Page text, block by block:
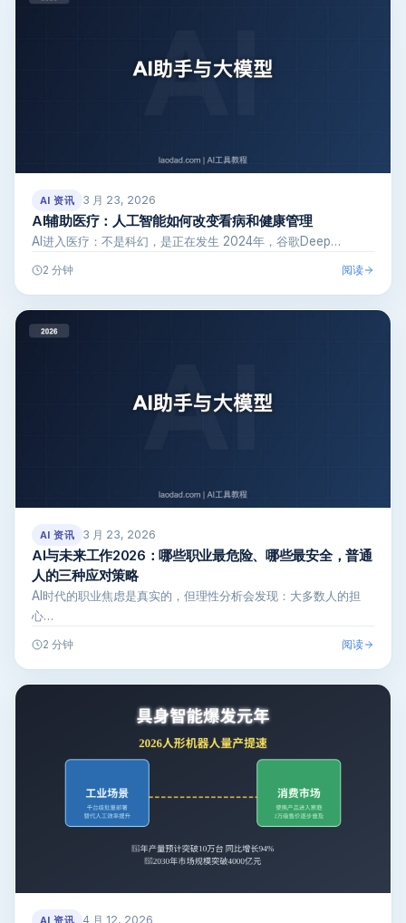
AI 资讯 3 月 23, 2026
AI辅助医疗：人工智能如何改变看病和健康管理
AI进入医疗：不是科幻，是正在发生 2024年，谷歌Deep…
2 分钟 阅读
AI 资讯 3 月 23, 2026
AI与未来工作2026：哪些职业最危险、哪些最安全，普通
人的三种应对策略
AI时代的职业焦虑是真实的，但理性分析会发现：大多数人的担
心…
2 分钟 阅读
4 月 12, 2026